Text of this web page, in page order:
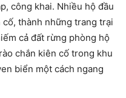
công khai. Nhiều hộ đầu
thành những trang trại
cả đất rừng phòng hộ
chắn kiên cố trong khu
biển một cách ngang